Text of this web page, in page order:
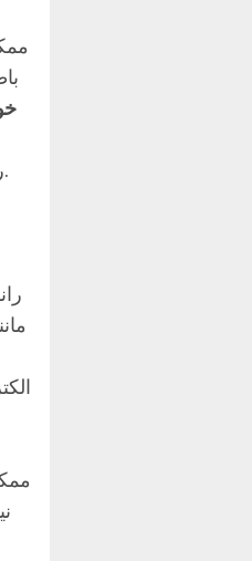
رفع این مشکل باشد.